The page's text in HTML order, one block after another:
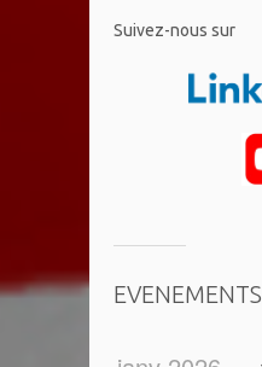
​Suivez-nous sur
EVENEMENTS